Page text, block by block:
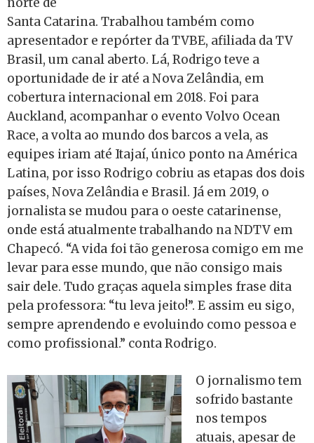
Santa Catarina. Trabalhou também como
apresentador e repórter da TVBE, afiliada da TV
Brasil, um canal aberto. Lá, Rodrigo teve a
oportunidade de ir até a Nova Zelândia, em
cobertura internacional em 2018. Foi para
Auckland, acompanhar o evento Volvo Ocean
Race, a volta ao mundo dos barcos a vela, as
equipes iriam até Itajaí, único ponto na América
Latina, por isso Rodrigo cobriu as etapas dos dois
países, Nova Zelândia e Brasil. Já em 2019, o
jornalista se mudou para o oeste catarinense,
onde está atualmente trabalhando na NDTV em
Chapecó. “A vida foi tão generosa comigo em me
levar para esse mundo, que não consigo mais
sair dele. Tudo graças aquela simples frase dita
pela professora: “tu leva jeito!”. E assim eu sigo,
sempre aprendendo e evoluindo como pessoa e
como profissional.” conta Rodrigo.
O jornalismo tem
sofrido bastante
nos tempos
atuais, apesar de